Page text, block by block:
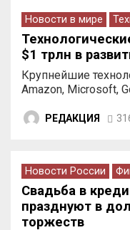
Новости в мире
$1 трлн в
Крупнейшие
Amazon, Microsoft,
РЕДАКЦИЯ
Новости России
Свадьба в
празднуют в
торжеств